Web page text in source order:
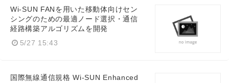
Wi-SUN FANを用いた移動体向けセン
シングのための最適ノード選択・通信
経路構築アルゴリズムを開発
5/27 15:43
国際無線通信規格 Wi-SUN Enhanced